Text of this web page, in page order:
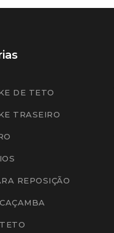
DE TETO
TRASEIRO
REPOSIÇÃO